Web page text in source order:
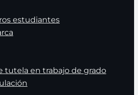
estudiantes
tutela en trabajo de grado